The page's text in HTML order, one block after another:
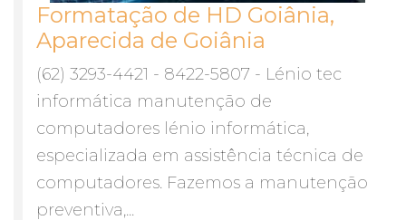
Formatação de HD Goiânia,
Aparecida de Goiânia
(62) 3293-4421 - 8422-5807 - Lénio tec
informática manutenção de
computadores lénio informática,
especializada em assistência técnica de
computadores. Fazemos a manutenção
preventiva,...